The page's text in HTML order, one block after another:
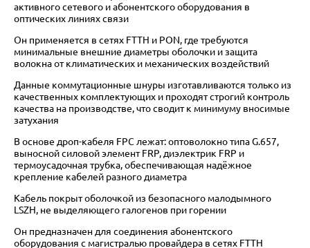
активного сетевого и абонентского оборудования в
оптических линиях связи
Он применяется в сетях FTTH и PON, где требуются
минимальные внешние диаметры оболочки и защита
волокна от климатических и механических воздействий
Данные коммутационные шнуры изготавливаются только из
качественных комплектующих и проходят строгий контроль
качества на производстве, что сводит к минимуму вносимые
затухания
В основе дроп-кабеля FPC лежат: оптоволокно типа G.657,
выносной силовой элемент FRP, диэлектрик FRP и
термоусадочная трубка, обеспечивающая надёжное
крепление кабелей разного диаметра
Кабель покрыт оболочкой из безопасного малодымного
LSZH, не выделяющего галогенов при горении
Он предназначен для соединения абонентского
оборудования с магистралью провайдера в сетях FTTH